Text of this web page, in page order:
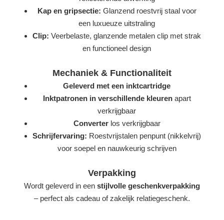
Kap en gripsectie: Glanzend roestvrij staal voor
een luxueuze uitstraling
Clip: Veerbelaste, glanzende metalen clip met strak
en functioneel design
Mechaniek & Functionaliteit
Geleverd met een inktcartridge
Inktpatronen in verschillende kleurenapart
verkrijgbaar
Converterlos verkrijgbaar
Schrijfervaring: Roestvrijstalen penpunt (nikkelvrij)
voor soepel en nauwkeurig schrijven
Verpakking
Wordt geleverd in een stijlvolle geschenkverpakking
– perfect als cadeau of zakelijk relatiegeschenk.